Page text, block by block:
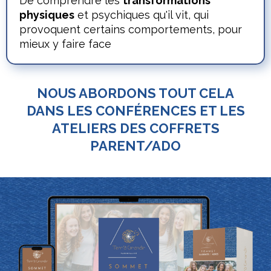
physiques et psychiques qu'il vit, qui
provoquent certains comportements, pour
mieux y faire face
NOUS ABORDONS TOUT CELA
DANS LES CONFÉRENCES ET LES
ATELIERS DES COFFRETS
PARENT/ADO